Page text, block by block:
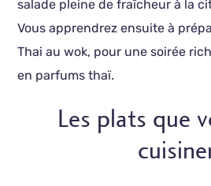
salade pleine de fraîcheur à la
Vous apprendrez ensuite à
Thai au wok, pour une soirée
en parfums thaï.
Les plats que